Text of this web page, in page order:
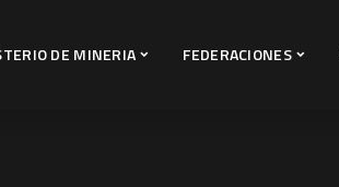
DE MINERIA FEDERACIONES